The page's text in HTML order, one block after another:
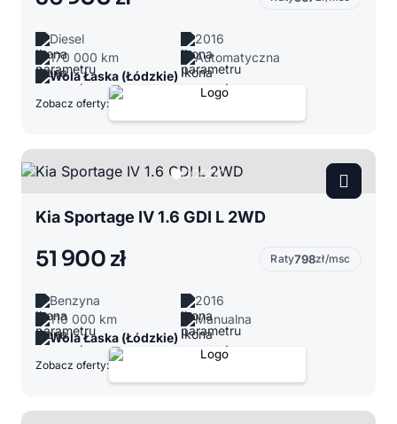
Diesel
2016
170 000 km
Automatyczna
Wola Łaska (Łódzkie)
Zobacz oferty:
Kia Sportage IV 1.6 GDI L 2WD
51 900 zł Raty798zł/msc
Benzyna
2016
110 000 km
Manualna
Wola Łaska (Łódzkie)
Zobacz oferty: